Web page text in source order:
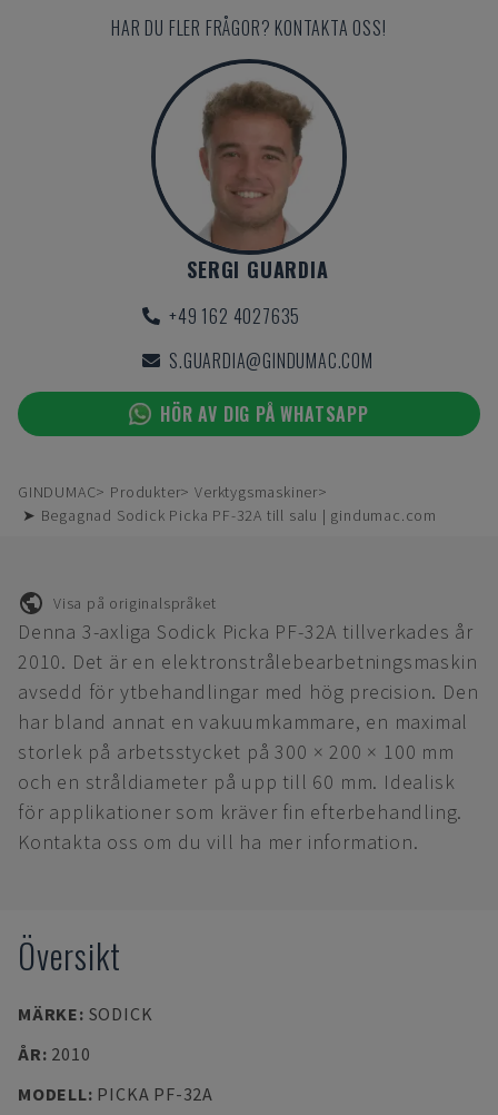
HAR DU FLER FRÅGOR? KONTAKTA OSS!
SERGI GUARDIA
+49 162 4027635
S.GUARDIA@GINDUMAC.COM
HÖR AV DIG PÅ WHATSAPP
GINDUMAC Produkter
Verktygsmaskiner
➤ Begagnad Sodick Picka PF-32A till salu | gindumac.com
Visa på originalspråket
Denna 3-axliga Sodick Picka PF-32A tillverkades år
2010. Det är en elektronstrålebearbetningsmaskin
avsedd för ytbehandlingar med hög precision. Den
har bland annat en vakuumkammare, en maximal
storlek på arbetsstycket på 300 × 200 × 100 mm
och en stråldiameter på upp till 60 mm. Idealisk
för applikationer som kräver fin efterbehandling.
Kontakta oss om du vill ha mer information.
Översikt
MÄRKE: SODICK
ÅR: 2010
MODELL: PICKA PF-32A